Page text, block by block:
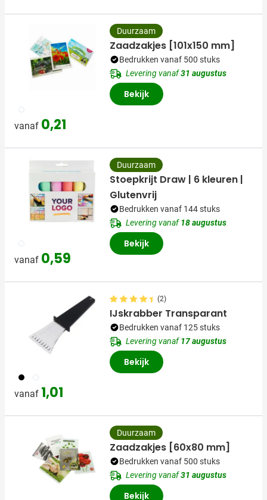
009
vanaf 0,21
Duurzaam
Zaadzakjes [101x150 mm]
Bedrukken vanaf 500 stuks
Levering vanaf31 augustus
Bekijk
009
vanaf 0,59
Duurzaam
Stoepkrijt Draw | 6 kleuren |
Glutenvrij
Bedrukken vanaf 144 stuks
Levering vanaf18 augustus
Bekijk
001 002
vanaf 1,01
(2)
IJskrabber Transparant
Bedrukken vanaf 125 stuks
Levering vanaf17 augustus
Bekijk
Duurzaam
Zaadzakjes [60x80 mm]
Bedrukken vanaf 500 stuks
Levering vanaf31 augustus
Bekijk